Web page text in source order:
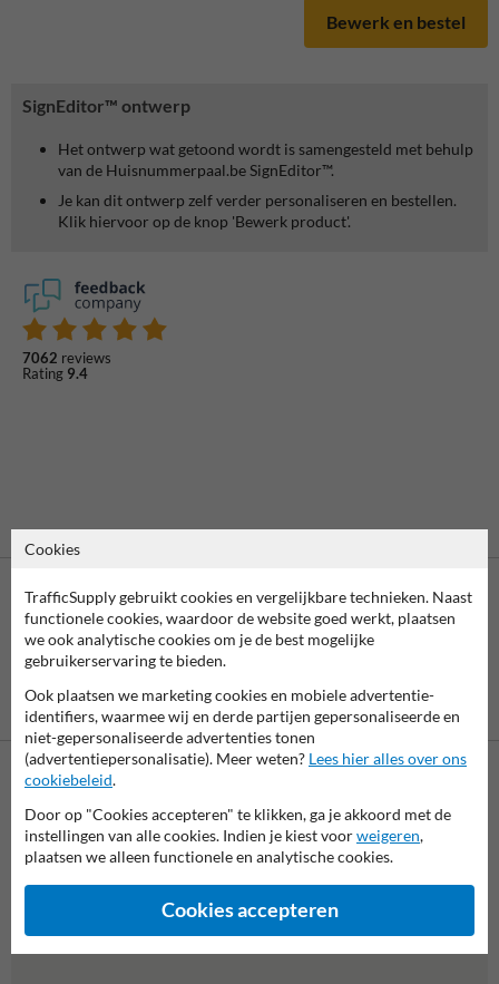
SignEditor™ ontwerp
Het ontwerp wat getoond wordt is samengesteld met behulp
van de Huisnummerpaal.be SignEditor™.
Je kan dit ontwerp zelf verder personaliseren en bestellen.
Klik hiervoor op de knop 'Bewerk product'.
7062 reviews
Rating 9.4
Bewerk en bestel
Vooruitbetaling
per bank
Betaling achteraf
is mogelijk
Wij zijn op werkdagen (van 8.00 tot 17.00) te bereiken op 011
495 473.
Vragen? Stuur een e-mail naarinfo@trafficsupply.beof vul het
formulier in en we reageren zo spoedig mogelijk.
info@trafficsupply.be
Cookies
TrafficSupply gebruikt cookies en vergelijkbare technieken. Naast
functionele cookies, waardoor de website goed werkt, plaatsen
we ook analytische cookies om je de best mogelijke
gebruikerservaring te bieden.
Ook plaatsen we marketing cookies en mobiele advertentie-
identifiers, waarmee wij en derde partijen gepersonaliseerde en
niet-gepersonaliseerde advertenties tonen
(advertentiepersonalisatie). Meer weten? Lees hier alles over ons
cookiebeleid.
Door op "Cookies accepteren" te klikken, ga je akkoord met de
instellingen van alle cookies. Indien je kiest voorweigeren,
plaatsen we alleen functionele en analytische cookies.
Cookies accepteren